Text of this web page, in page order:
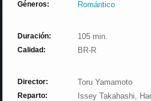
Géneros: Romántico
Duración: 105 min.
Calidad: BR-R
Director: Toru Yamamoto
Reparto:
Issey Takahashi,